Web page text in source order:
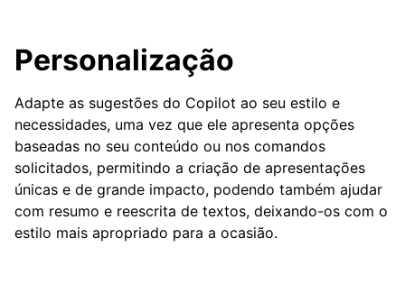
Personalização
Adapte as sugestões do Copilot ao seu estilo e
necessidades, uma vez que ele apresenta opções
baseadas no seu conteúdo ou nos comandos
solicitados, permitindo a criação de apresentações
únicas e de grande impacto, podendo também ajudar
com resumo e reescrita de textos, deixando-os com o
estilo mais apropriado para a ocasião.